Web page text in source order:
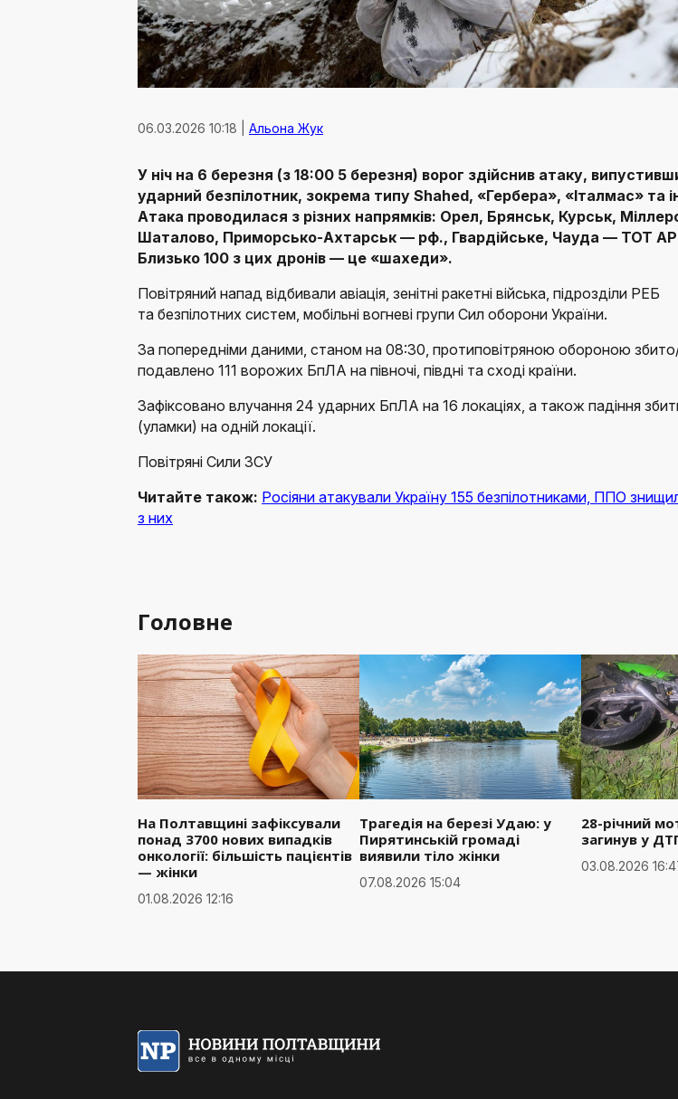
06.03.2026 10:18 | Альона Жук
У ніч на 6 березня (з 18:00 5 березня) ворог здійснив атаку,
ударний безпілотник, зокрема типу Shahed, «Гербера», «Італмас» та
Атака проводилася з різних напрямків: Орел, Брянськ, Курськ,
Шаталово, Приморсько-Ахтарськ — рф., Гвардійське, Чауда — ТОТ
Близько 100 з цих дронів — це «шахеди».
Повітряний напад відбивали авіація, зенітні ракетні війська, підрозділи РЕБ
та безпілотних систем, мобільні вогневі групи Сил оборони України.
За попередніми даними, станом на 08:30, протиповітряною обороною
подавлено 111 ворожих БпЛА на півночі, півдні та сході країни.
Зафіксовано влучання 24 ударних БпЛА на 16 локаціях, а також падіння
(уламки) на одній локації.
Повітряні Сили ЗСУ
Читайте також: Росіяни атакували Україну 155 безпілотниками, ППО
з них
Головне
На Полтавщині зафіксували
понад 3700 нових випадків
онкології: більшість пацієнтів
— жінки
01.08.2026 12:16
Трагедія на березі Удаю: у
Пирятинській громаді
виявили тіло жінки
07.08.2026 15:04
28-річний
загинув у
03.08.2026